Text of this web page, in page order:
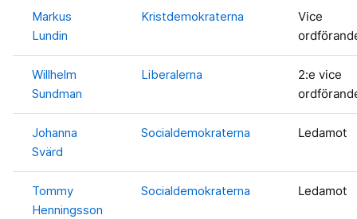
Markus
Lundin
Kristdemokraterna
Vice
Willhelm
Sundman
Liberalerna
2:e vice
Johanna
Svärd
Socialdemokraterna Ledamot
Tommy
Henningsson
Socialdemokraterna Ledamot